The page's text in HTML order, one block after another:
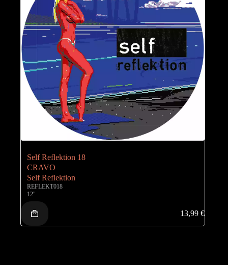
Self Reflektion 18
CRAVO
Self Reflektion
REFLEKT018
12"
13,99€